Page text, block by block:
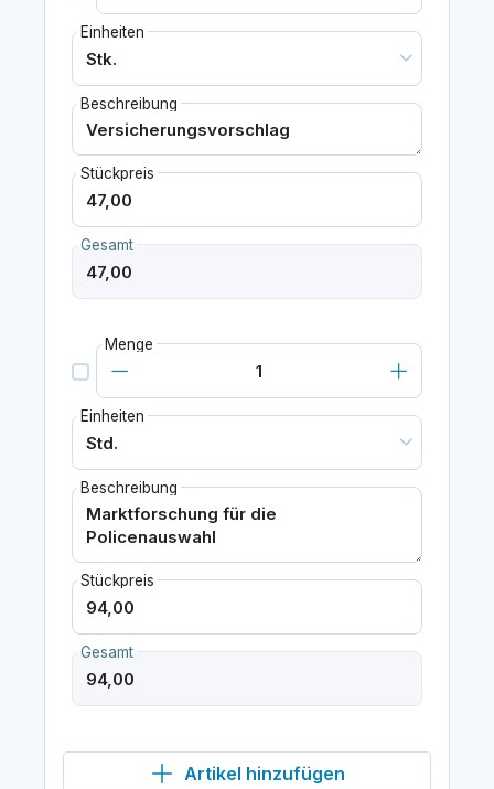
Einheiten
Beschreibung
Stückpreis
Gesamt
Menge
Einheiten
Beschreibung
Stückpreis
Gesamt
Artikel hinzufügen